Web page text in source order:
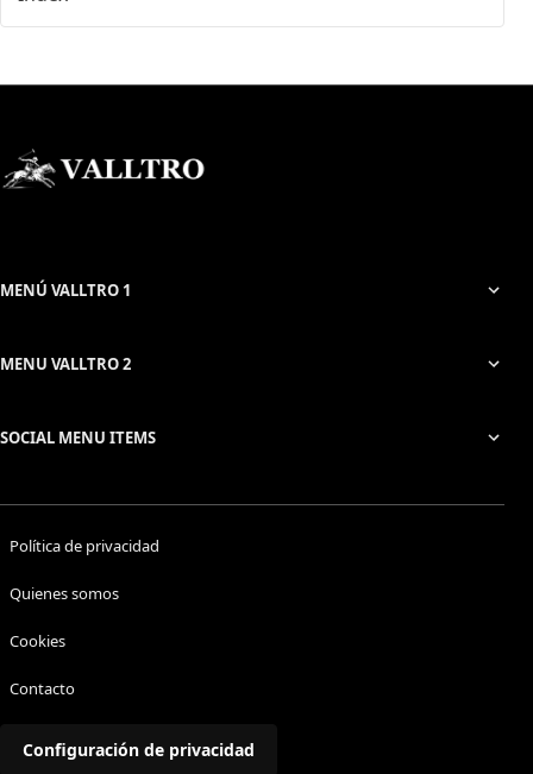
MENÚ VALLTRO 1
MENU VALLTRO 2
SOCIAL MENU ITEMS
Política de privacidad
Quienes somos
Cookies
Contacto
Configuración de privacidad